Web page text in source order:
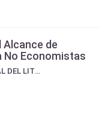
Alcance de
No Economistas
UNL - UNIVERSIDAD NACIONAL DEL LITORAL